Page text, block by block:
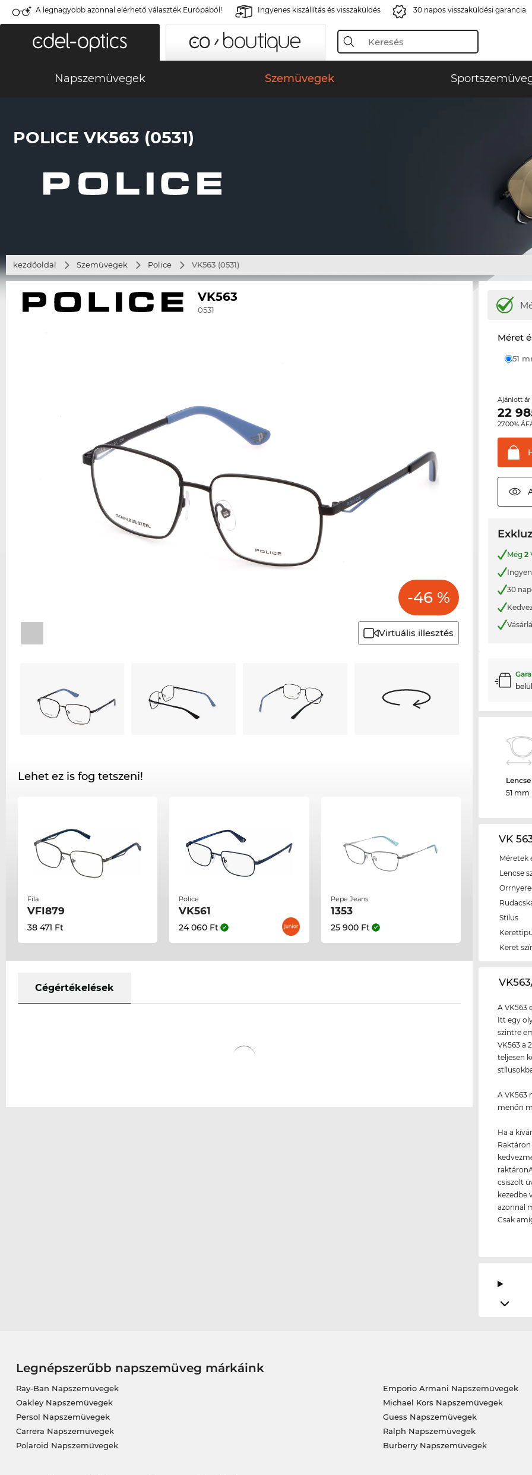
A legnagyobb azonnal elérhető választék Európából! Ingyenes kiszállítás és visszaküldés 30 napos visszaküldési garancia
Napszemüvegek Szemüvegek
POLICE VK563 (0531)
kezdőoldal Szemüvegek Police VK563 (0531)
VK563
0531
-46 %
Virtuális illesztés
Lehet ez is fog tetszeni!
Fila
VFI879
38 471 Ft
Police
VK561
24 060 Ft
Pepe Jeans
1353
25 900 Ft
Cégértékelések
Méret
51
Ajánlott ár
22
27.00%
Még2
30
51 mm
VK
Méretek
Lencse
Stílus
Keret
A VK563
Itt egy
szintre
VK563 a
teljesen
A VK563
menőn
Ha a
Raktáron
csiszolt
kezedbe
azonnal
Csak
Legnépszerűbb napszemüveg márkáink
Ray-Ban Napszemüvegek
Oakley Napszemüvegek
Persol Napszemüvegek
Carrera Napszemüvegek
Polaroid Napszemüvegek
Emporio Armani Napszemüvegek
Michael Kors Napszemüvegek
Guess Napszemüvegek
Ralph Napszemüvegek
Burberry Napszemüvegek